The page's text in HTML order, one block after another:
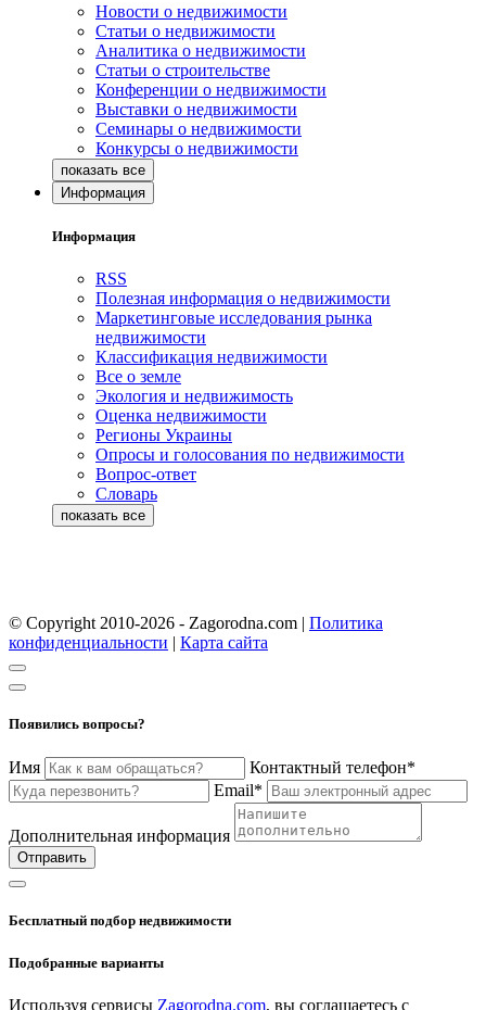
Новости о недвижимости
Статьи о недвижимости
Аналитика о недвижимости
Статьи о строительстве
Конференции о недвижимости
Выставки о недвижимости
Семинары о недвижимости
Конкурсы о недвижимости
Информация
Информация
RSS
Полезная информация о недвижимости
Маркетинговые исследования рынка
недвижимости
Классификация недвижимости
Все о земле
Экология и недвижимость
Оценка недвижимости
Регионы Украины
Опросы и голосования по недвижимости
Вопрос-ответ
Словарь
© Copyright 2010-2026 - Zagorodna.com | Политика
конфиденциальности | Карта сайта
Появились вопросы?
Имя
Контактный телефон*
Email*
Дополнительная информация
Отправить
Бесплатный подбор недвижимости
Подобранные варианты
Используя сервисы Zagorodna.com, вы соглашаетесь с